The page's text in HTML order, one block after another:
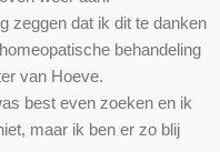
zeggen dat ik dit te danken
behandeling
van Hoeve.
best even zoeken en ik
maar ik ben er zo blij